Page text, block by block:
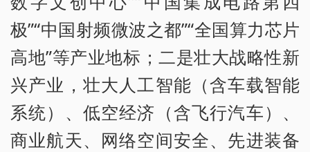
极”“中国射频微波之都”“全国算力芯片
高地”等产业地标；二是壮大战略性新
兴产业，壮大人工智能（含车载智能
系统）、低空经济（含飞行汽车）、
商业航天、网络空间安全、先进装备